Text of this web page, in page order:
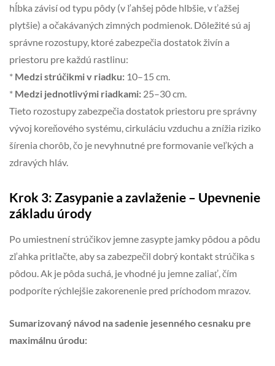
hĺbka závisí od typu pôdy (v ľahšej pôde hlbšie, v ťažšej
plytšie) a očakávaných zimných podmienok. Dôležité sú aj
správne rozostupy, ktoré zabezpečia dostatok živín a
priestoru pre každú rastlinu:
* Medzi strúčikmi v riadku: 10–15 cm.
* Medzi jednotlivými riadkami: 25–30 cm.
Tieto rozostupy zabezpečia dostatok priestoru pre správny
vývoj koreňového systému, cirkuláciu vzduchu a znížia riziko
šírenia chorôb, čo je nevyhnutné pre formovanie veľkých a
zdravých hláv.
Krok 3: Zasypanie a zavlaženie – Upevnenie
základu úrody
Po umiestnení strúčikov jemne zasypte jamky pôdou a pôdu
zľahka pritlačte, aby sa zabezpečil dobrý kontakt strúčika s
pôdou. Ak je pôda suchá, je vhodné ju jemne zaliať, čím
podporíte rýchlejšie zakorenenie pred príchodom mrazov.
Sumarizovaný návod na sadenie jesenného cesnaku pre
maximálnu úrodu: